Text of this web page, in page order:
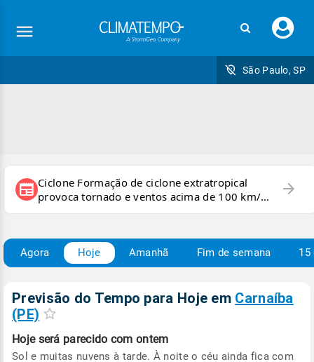
seu
São Paulo, SP
newspaper Ciclone Formação de ciclone extratropical
provoca tornado e ventos acima de 100 km/h
no RS
arrow_forward
Agora Hoje Amanhã Fim de semana 15
Previsão do Tempo para Hoje em Carnaíba
(PE)
Hoje será parecido com ontem
Sol e muitas nuvens à tarde. À noite o céu ainda fica com